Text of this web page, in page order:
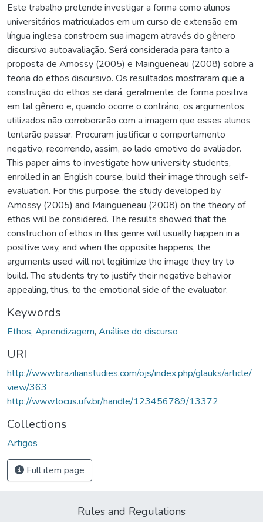
Este trabalho pretende investigar a forma como alunos
universitários matriculados em um curso de extensão em
língua inglesa constroem sua imagem através do gênero
discursivo autoavaliação. Será considerada para tanto a
proposta de Amossy (2005) e Maingueneau (2008) sobre a
teoria do ethos discursivo. Os resultados mostraram que a
construção do ethos se dará, geralmente, de forma positiva
em tal gênero e, quando ocorre o contrário, os argumentos
utilizados não corroborarão com a imagem que esses alunos
tentarão passar. Procuram justificar o comportamento
negativo, recorrendo, assim, ao lado emotivo do avaliador.
This paper aims to investigate how university students,
enrolled in an English course, build their image through self-
evaluation. For this purpose, the study developed by
Amossy (2005) and Maingueneau (2008) on the theory of
ethos will be considered. The results showed that the
construction of ethos in this genre will usually happen in a
positive way, and when the opposite happens, the
arguments used will not legitimize the image they try to
build. The students try to justify their negative behavior
appealing, thus, to the emotional side of the evaluator.
Keywords
Ethos, Aprendizagem, Análise do discurso
URI
http://www.brazilianstudies.com/ojs/index.php/glauks/article/
view/363
http://www.locus.ufv.br/handle/123456789/13372
Collections
Artigos
Full item page
Rules and Regulations